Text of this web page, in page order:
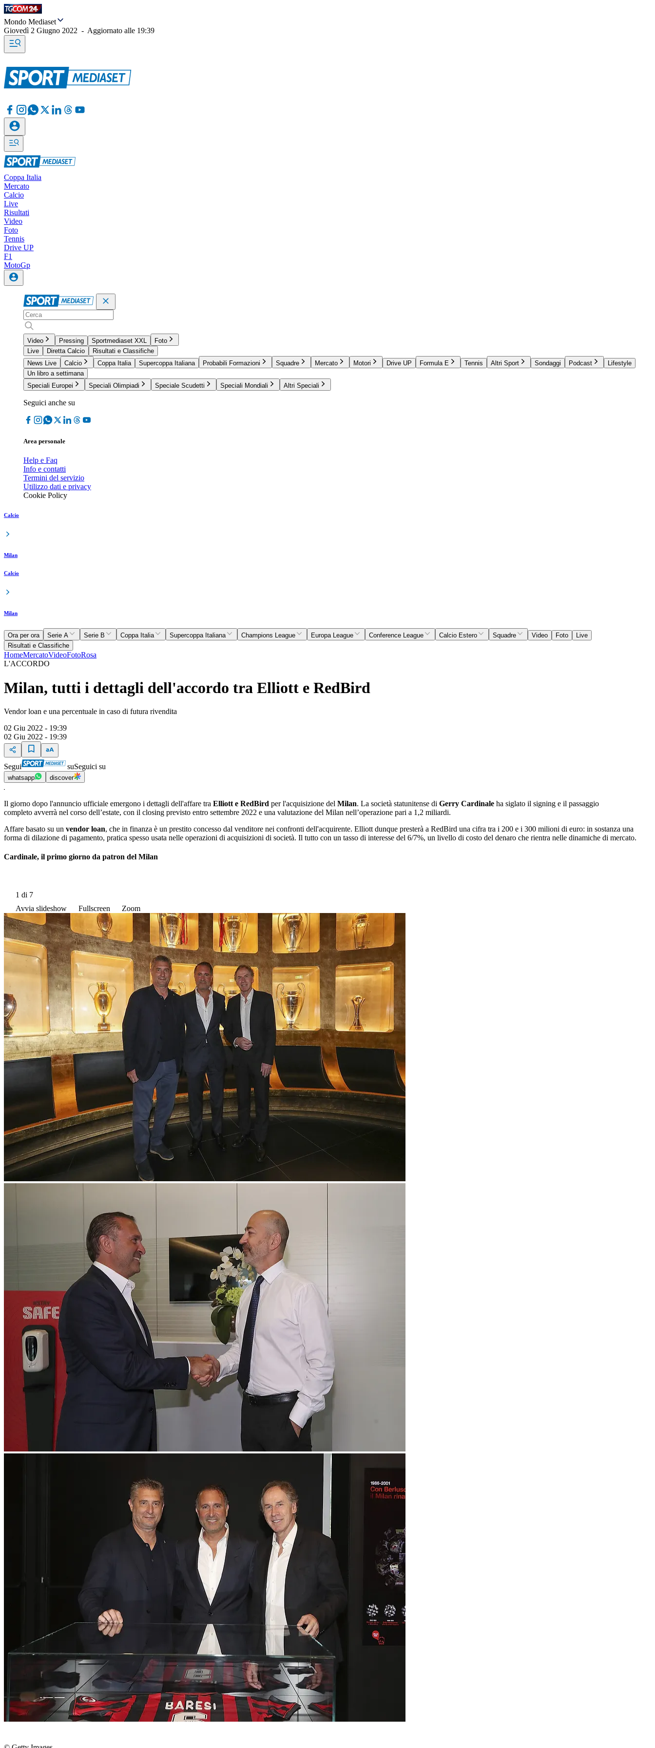
Mondo Mediaset
Giovedì 2 Giugno 2022 - Aggiornato alle 19:39
Coppa Italia
Mercato
Calcio
Live
Risultati
Video
Foto
Tennis
Drive UP
F1
MotoGp
Video Pressing Sportmediaset XXL
Foto
Live
Diretta Calcio
Risultati e Classifiche
News Live
Calcio Coppa Italia Supercoppa Italiana Probabili Formazioni Squadre Mercato Motori Drive UP Formula E Tennis Altri Sport Sondaggi Podcast
Lifestyle
Un libro a settimana
Speciali Europei
Speciali Olimpiadi Speciale Scudetti Speciali Mondiali Altri Speciali
Seguici anche su
Area personale
Help e Faq
Info e contatti
Termini del servizio
Utilizzo dati e privacy
Cookie Policy
Calcio
Milan
Calcio
Milan
Ora per ora Serie A Serie B Coppa Italia Supercoppa Italiana Champions League Europa League Conference League Calcio Estero Squadre Video Foto
Live
Risultati e Classifiche
HomeMercatoVideoFotoRosa
L'ACCORDO
Milan, tutti i dettagli dell'accordo tra Elliott e RedBird
Vendor loan e una percentuale in caso di futura rivendita
02 Giu 2022 - 19:39
02 Giu 2022 - 19:39
Segui suSeguici su
whatsapp discover
Il giorno dopo l'annuncio ufficiale emergono i dettagli dell'affare tra Elliott e RedBird per l'acquisizione del Milan. La società statunitense di Gerry Cardinale ha siglato il signing e il passaggio
completo avverrà nel corso dell’estate, con il closing previsto entro settembre 2022 e una valutazione del Milan nell’operazione pari a 1,2 miliardi.
Affare basato su un vendor loan, che in finanza è un prestito concesso dal venditore nei confronti dell'acquirente. Elliott dunque presterà a RedBird una cifra tra i 200 e i 300 milioni di euro: in sostanza una
forma di dilazione di pagamento, pratica spesso usata nelle operazioni di acquisizioni di società. Il tutto con un tasso di interesse del 6/7%, un livello di costo del denaro che rientra nelle dinamiche di mercato.
Cardinale, il primo giorno da patron del Milan
1 di 7
Avvia slideshow
Fullscreen Zoom